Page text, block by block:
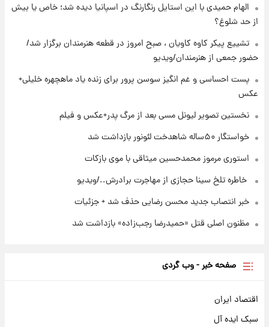
پدر+عکس و فیلم
۲۲ ساعت پیش
استوری مرموز محمدحسین میثاقی با موی
الهام حمیدی با این استایل رنگارنگ در اسپانیا دیده شد؛ خاص یا بیش
از حد شلوغ؟
تشییع پیکر کاوه کاویان ، صبح امروز در قطعه هنرمندان برگزار شد/
حضور جمعی از هنرمندان/ویدیو
پست احساسی و غم انگیز سوسن پرور برای زنده یاد ماهچهره خلیلی+
عکس
نخستین تصویر لیونل مسی بعد از مرگ پدر+عکس و فیلم
خواستگار ۵۰ساله شاهدخت لئونور بازداشت شد
استوری مرموز محمدحسین میثاقی با موی بازکات
⁨ خاطره تلخ سینا حجازی از مهاجرت برادرش../ویدیو
خبر انتصاب جدید محسن رضایی حذف شد + جزئیات
مظنون اصلی قتل «حمیدرضا رجب‌زاده» بازداشت شد
صفحه خبر - وب گردی
اقتصاد ایران
سبک ایده آل